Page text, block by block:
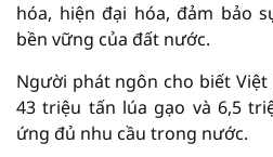
hóa, hiện đại hóa, đảm bảo
bền vững của đất nước.
Người phát ngôn cho biết Việt
43 triệu tấn lúa gạo và 6,5
ứng đủ nhu cầu trong nước.